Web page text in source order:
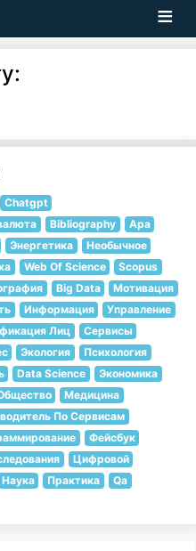
Chatgpt
Bibliography
Apa
Энергетика
Необычное
Web Of Science
Scopus
Big Data
Мотивация
Информация
Управление
Лиц
Сервисы
Экология
Психология
Data Science
Экономика
Медицина
По Сервисам
Фейсбук
Цифровой
Наука Практика
Qa